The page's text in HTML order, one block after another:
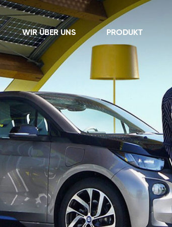
WIR ÜBER UNS PRODUKT